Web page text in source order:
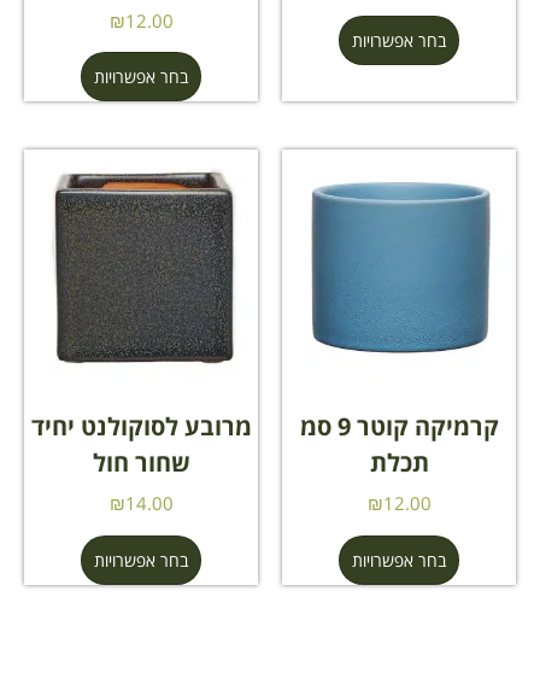
בחר אפשרויות
₪12.00
בחר אפשרויות
קרמיקה קוטר 9 סמ
תכלת
₪12.00
בחר אפשרויות
מרובע לסוקולנט יחיד
שחור חול
₪14.00
בחר אפשרויות